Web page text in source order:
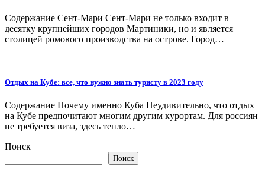
Содержание Сент-Мари Сент-Мари не только входит в
десятку крупнейших городов Мартиники, но и является
столицей ромового производства на острове. Город…
Отдых на Кубе: все, что нужно знать туристу в 2023 году
Содержание Почему именно Куба Неудивительно, что отдых
на Кубе предпочитают многим другим курортам. Для россиян
не требуется виза, здесь тепло…
Поиск
Поиск